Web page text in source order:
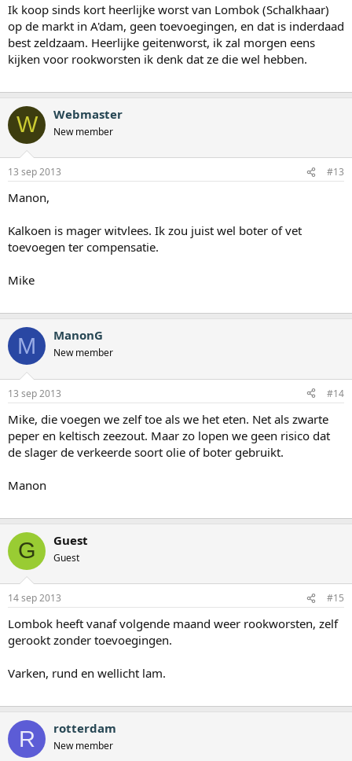
Ik koop sinds kort heerlijke worst van Lombok (Schalkhaar)
op de markt in A'dam, geen toevoegingen, en dat is inderdaad
best zeldzaam. Heerlijke geitenworst, ik zal morgen eens
kijken voor rookworsten ik denk dat ze die wel hebben.
W Webmaster
New member
13 sep 2013 #13
Manon,
Kalkoen is mager witvlees. Ik zou juist wel boter of vet
toevoegen ter compensatie.
Mike
M ManonG
New member
13 sep 2013 #14
Mike, die voegen we zelf toe als we het eten. Net als zwarte
peper en keltisch zeezout. Maar zo lopen we geen risico dat
de slager de verkeerde soort olie of boter gebruikt.
Manon
G Guest
Guest
14 sep 2013 #15
Lombok heeft vanaf volgende maand weer rookworsten, zelf
gerookt zonder toevoegingen.
Varken, rund en wellicht lam.
R rotterdam
New member